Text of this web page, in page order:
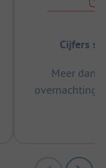
Cijfers
Meer dan